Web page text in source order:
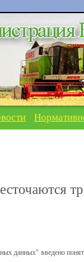
данных" введено